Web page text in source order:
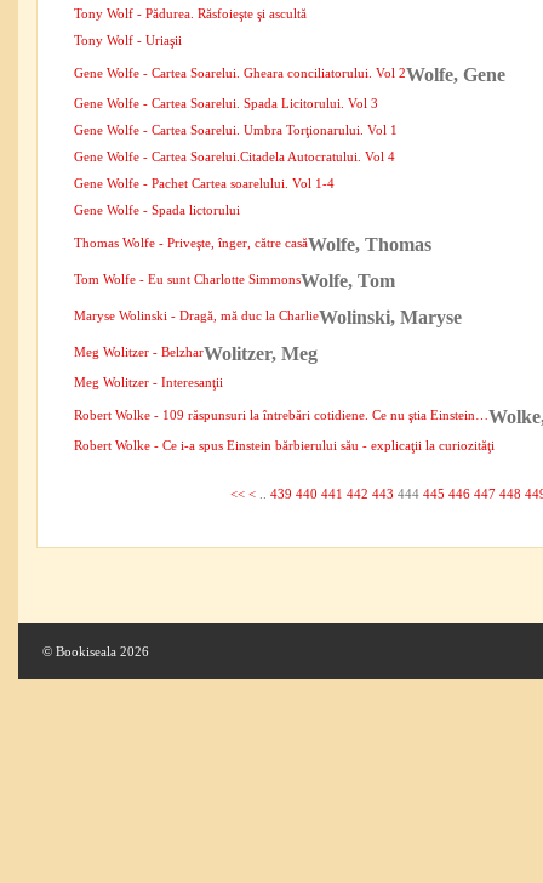
Tony Wolf - Pădurea. Răsfoieşte şi ascultă
Tony Wolf - Uriaşii
Wolfe, Gene
Gene Wolfe - Cartea Soarelui. Gheara conciliatorului. Vol 2
Gene Wolfe - Cartea Soarelui. Spada Licitorului. Vol 3
Gene Wolfe - Cartea Soarelui. Umbra Torţionarului. Vol 1
Gene Wolfe - Cartea Soarelui.Citadela Autocratului. Vol 4
Gene Wolfe - Pachet Cartea soarelului. Vol 1-4
Gene Wolfe - Spada lictorului
Wolfe, Thomas
Thomas Wolfe - Priveşte, înger, către casă
Wolfe, Tom
Tom Wolfe - Eu sunt Charlotte Simmons
Wolinski, Maryse
Maryse Wolinski - Dragă, mă duc la Charlie
Wolitzer, Meg
Meg Wolitzer - Belzhar
Meg Wolitzer - Interesanţii
Robert Wolke - 109 răspunsuri la întrebări cotidiene. Ce nu ştia Einstein…
Robert Wolke - Ce i-a spus Einstein bărbierului său - explicaţii la curiozităţi
<< <.. 439 440 441 442 443 444 445 446 447 448
© Bookiseala 2026